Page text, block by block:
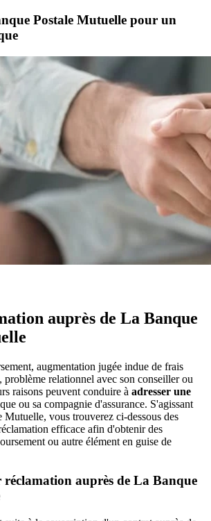
Postale Mutuelle pour un
auprès de La Banque
augmentation jugée indue de frais
relationnel avec son conseiller ou
raisons peuvent conduire à adresser une
ou sa compagnie d'assurance. S'agissant
Mutuelle, vous trouverez ci-dessous des
efficace afin d'obtenir des
ou autre élément en guise de
auprès de La Banque